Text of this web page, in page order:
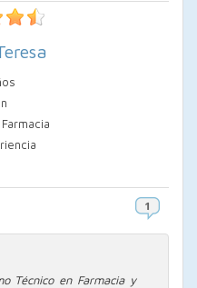
Técnico en Farmacia y